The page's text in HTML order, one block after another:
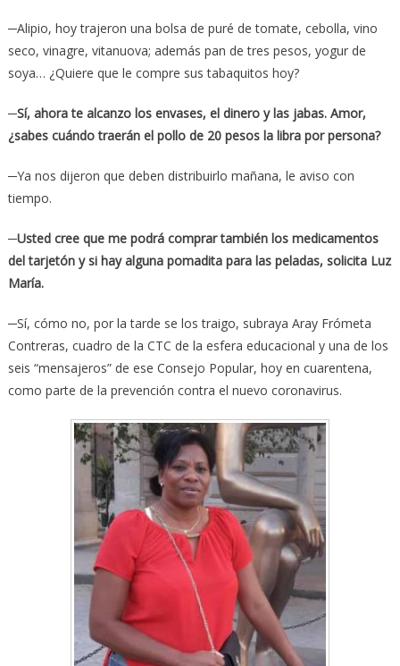
─Alipio, hoy trajeron una bolsa de puré de tomate, cebolla, vino
seco, vinagre, vitanuova; además pan de tres pesos, yogur de
soya… ¿Quiere que le compre sus tabaquitos hoy?
─Sí, ahora te alcanzo los envases, el dinero y las jabas. Amor,
¿sabes cuándo traerán el pollo de 20 pesos la libra por persona?
─Ya nos dijeron que deben distribuirlo mañana, le aviso con
tiempo.
─Usted cree que me podrá comprar también los medicamentos
del tarjetón y si hay alguna pomadita para las peladas, solicita Luz
María.
─Sí, cómo no, por la tarde se los traigo, subraya Aray Frómeta
Contreras, cuadro de la CTC de la esfera educacional y una de los
seis “mensajeros” de ese Consejo Popular, hoy en cuarentena,
como parte de la prevención contra el nuevo coronavirus.